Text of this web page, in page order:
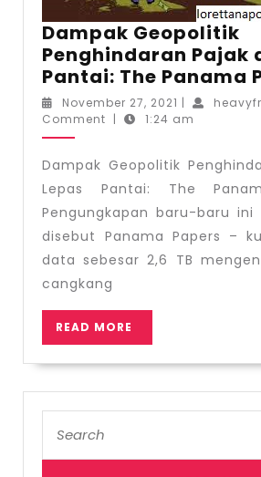
Dampak Geopolitik
Penghindaran Pajak
Pantai: The Panama
November 27, 2021 November
27,
|
Comment | 1:24 am
Dampak Geopolitik
Lepas Pantai: The
Pengungkapan baru-baru
disebut Panama Papers –
data sebesar 2,6 TB
cangkang
READ MORE
MORE
for: